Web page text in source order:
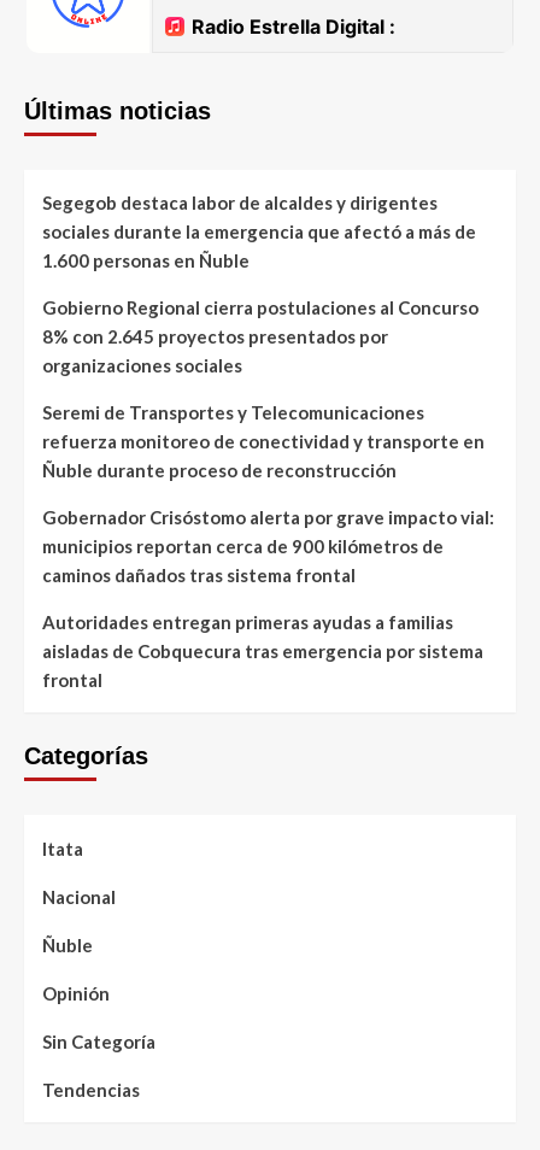
Últimas noticias
Segegob destaca labor de alcaldes y dirigentes
sociales durante la emergencia que afectó a más de
1.600 personas en Ñuble
Gobierno Regional cierra postulaciones al Concurso
8% con 2.645 proyectos presentados por
organizaciones sociales
Seremi de Transportes y Telecomunicaciones
refuerza monitoreo de conectividad y transporte en
Ñuble durante proceso de reconstrucción
Gobernador Crisóstomo alerta por grave impacto vial:
municipios reportan cerca de 900 kilómetros de
caminos dañados tras sistema frontal
Autoridades entregan primeras ayudas a familias
aisladas de Cobquecura tras emergencia por sistema
frontal
Categorías
Itata
Nacional
Ñuble
Opinión
Sin Categoría
Tendencias